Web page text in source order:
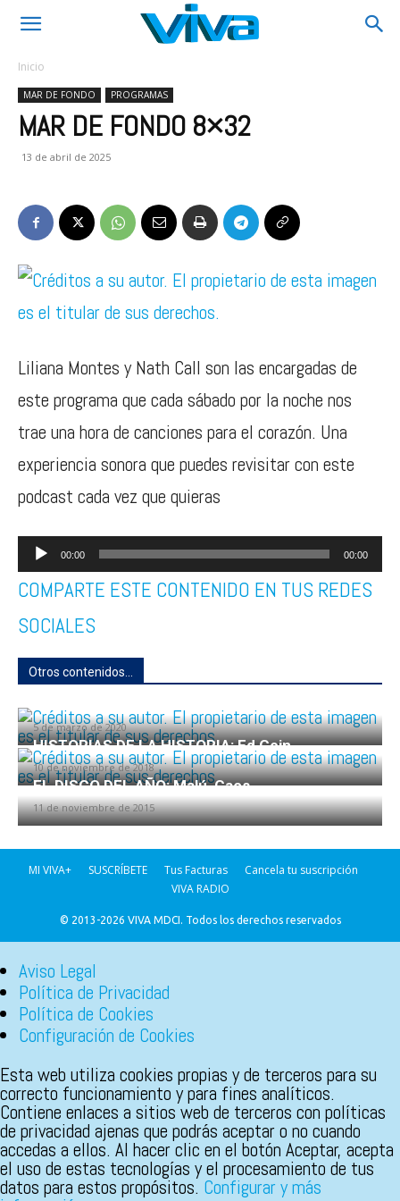
Inicio
MAR DE FONDO PROGRAMAS
MAR DE FONDO 8×32
13 de abril de 2025
Liliana Montes y Nath Call son las encargadas de
este programa que cada sábado por la noche nos
trae una hora de canciones para el corazón. Una
experiencia sonora que puedes revisitar con este
podcast cada vez que quieras
Reproductor
de
audio
00:00 00:00
COMPARTE ESTE CONTENIDO EN TUS REDES
SOCIALES
Otros contenidos...
5 de marzo de 2020
HISTORIAS DE LA HISTORIA: Ed Gein
10 de noviembre de 2018
EL DISCO DEL AÑO: Malú, Caos
11 de noviembre de 2015
MI VIVA+ SUSCRÍBETE Tus Facturas
Cancela tu suscripción
VIVA RADIO
© 2013-2026 VIVA MDCI. Todos los derechos reservados
Aviso Legal
Política de Privacidad
Política de Cookies
Configuración de Cookies
Esta web utiliza cookies propias y de terceros para su
correcto funcionamiento y para fines analíticos.
Contiene enlaces a sitios web de terceros con políticas
de privacidad ajenas que podrás aceptar o no cuando
accedas a ellos. Al hacer clic en el botón Aceptar, acepta
el uso de estas tecnologías y el procesamiento de tus
datos para estos propósitos. Configurar y más